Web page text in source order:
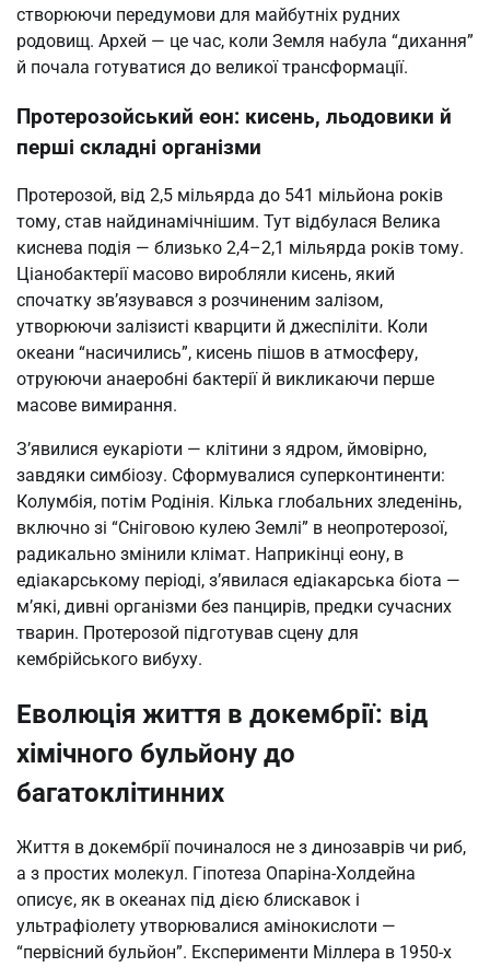
створюючи передумови для майбутніх рудних
родовищ. Архей — це час, коли Земля набула “дихання”
й почала готуватися до великої трансформації.
Протерозойський еон: кисень, льодовики й
перші складні організми
Протерозой, від 2,5 мільярда до 541 мільйона років
тому, став найдинамічнішим. Тут відбулася Велика
киснева подія — близько 2,4–2,1 мільярда років тому.
Ціанобактерії масово виробляли кисень, який
спочатку зв’язувався з розчиненим залізом,
утворюючи залізисті кварцити й джеспіліти. Коли
океани “насичились”, кисень пішов в атмосферу,
отруюючи анаеробні бактерії й викликаючи перше
масове вимирання.
З’явилися еукаріоти — клітини з ядром, ймовірно,
завдяки симбіозу. Сформувалися суперконтиненти:
Колумбія, потім Родінія. Кілька глобальних зледенінь,
включно зі “Сніговою кулею Землі” в неопротерозої,
радикально змінили клімат. Наприкінці еону, в
едіакарському періоді, з’явилася едіакарська біота —
м’які, дивні організми без панцирів, предки сучасних
тварин. Протерозой підготував сцену для
кембрійського вибуху.
Еволюція життя в докембрії: від
хімічного бульйону до
багатоклітинних
Життя в докембрії починалося не з динозаврів чи риб,
а з простих молекул. Гіпотеза Опаріна-Холдейна
описує, як в океанах під дією блискавок і
ультрафіолету утворювалися амінокислоти —
“первісний бульйон”. Експерименти Міллера в 1950-х